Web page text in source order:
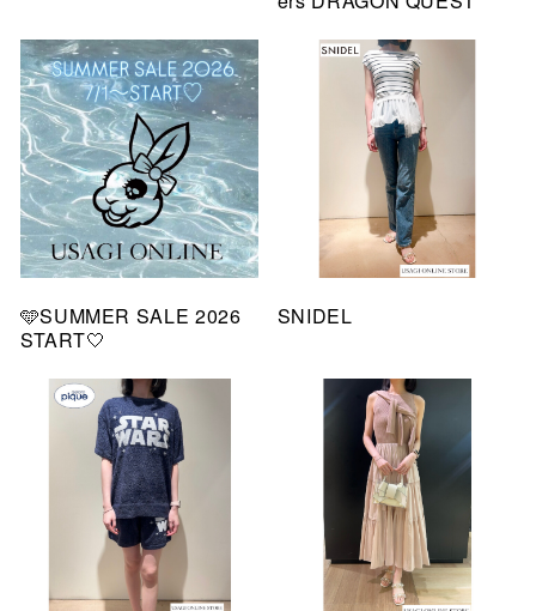
🩵SUMMER SALE 2026
START🤍
SNIDEL